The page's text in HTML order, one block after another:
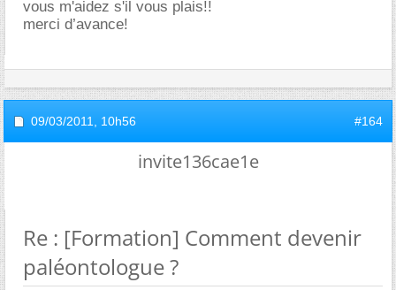
vous m'aidez s'il vous plais!!
merci d’avance!
09/03/2011, 10h56 #164
invite136cae1e
Re : [Formation] Comment devenir
paléontologue ?